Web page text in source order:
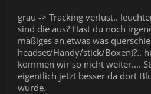
grau -> Tracking verlust..
sind die aus? Hast du noch
mäßiges an,etwas was
headset/Handy/stick/Boxen)?..
kommen wir so nicht weiter....
eigentlich jetzt besser da dort
wurde.